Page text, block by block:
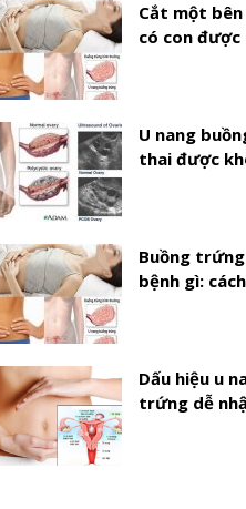
Cắt một
có con được
U nang
thai được
Buồng
bệnh gì:
Dấu hiệu u
trứng dễ nhận